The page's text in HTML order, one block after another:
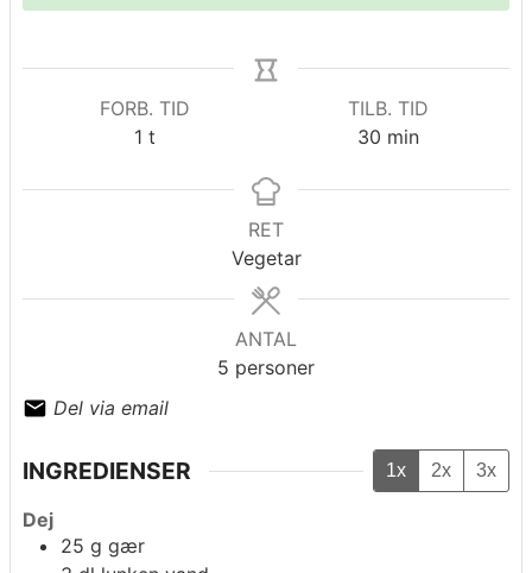
FORB. TID
1time
t
TILB. TID
30minutter
min
RET
Vegetar
ANTAL
5 personer
Del via email
INGREDIENSER 1x 2x 3x
Dej
25 g gær